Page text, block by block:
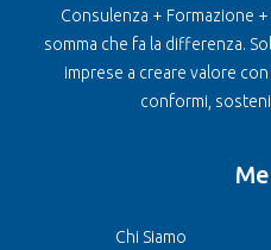
Consulenza + Formazione
somma che fa la differenza.
imprese a creare valore
conformi,
Chi Siamo